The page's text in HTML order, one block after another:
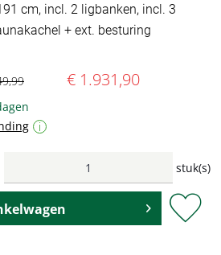
cm, incl. 2 ligbanken, incl. 3
+ ext. besturing
€ 1.931,90
i
stuk(s)